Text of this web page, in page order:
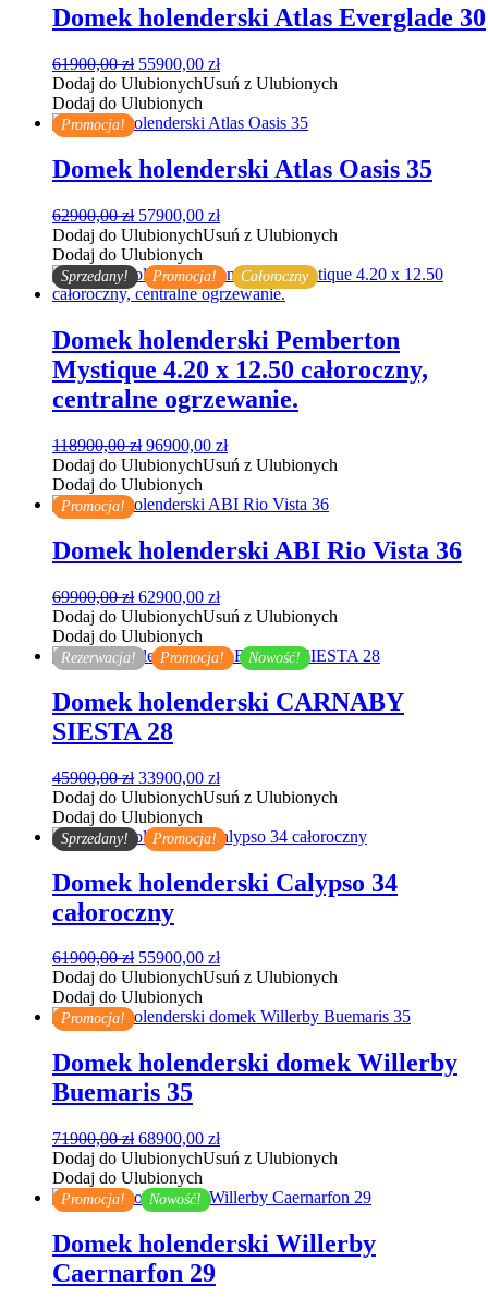
Domek holenderski Atlas Everglade 30
61900,00zł Pierwotna
cena
wynosiła:
61900,00 zł.
55900,00 złAktualna
cena
55900,00 zł.
Dodaj do UlubionychUsuń z Ulubionych
Dodaj do Ulubionych
Promocja!
Domek holenderski Atlas Oasis 35
62900,00zł Pierwotna
cena
wynosiła:
62900,00 zł.
57900,00 złAktualna
cena
57900,00 zł.
Dodaj do UlubionychUsuń z Ulubionych
Dodaj do Ulubionych
Sprzedany! Promocja! Całoroczny
Domek holenderski Pemberton
Mystique 4.20 x 12.50 całoroczny,
centralne ogrzewanie.
118900,00zł Pierwotna
cena
wynosiła:
118900,00 zł.
96900,00 złAktualna
cena
96900,00 zł.
Dodaj do UlubionychUsuń z Ulubionych
Dodaj do Ulubionych
Promocja!
Domek holenderski ABI Rio Vista 36
69900,00zł Pierwotna
cena
wynosiła:
69900,00 zł.
62900,00 złAktualna
cena
62900,00 zł.
Dodaj do UlubionychUsuń z Ulubionych
Dodaj do Ulubionych
Rezerwacja! Promocja! Nowość!
Domek holenderski CARNABY
SIESTA 28
45900,00zł Pierwotna
cena
wynosiła:
45900,00 zł.
33900,00 złAktualna
cena
33900,00 zł.
Dodaj do UlubionychUsuń z Ulubionych
Dodaj do Ulubionych
Sprzedany! Promocja!
Domek holenderski Calypso 34
całoroczny
61900,00zł Pierwotna
cena
wynosiła:
61900,00 zł.
55900,00 złAktualna
cena
55900,00 zł.
Dodaj do UlubionychUsuń z Ulubionych
Dodaj do Ulubionych
Promocja!
Domek holenderski domek Willerby
Buemaris 35
71900,00zł Pierwotna
cena
wynosiła:
71900,00 zł.
68900,00 złAktualna
cena
68900,00 zł.
Dodaj do UlubionychUsuń z Ulubionych
Dodaj do Ulubionych
Promocja! Nowość!
Domek holenderski Willerby
Caernarfon 29